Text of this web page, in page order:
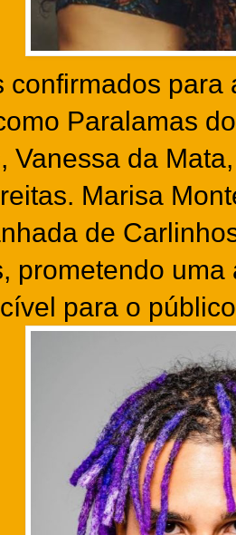
confirmados para
Paralamas
Vanessa da
Marisa
de
prometendo uma
para o